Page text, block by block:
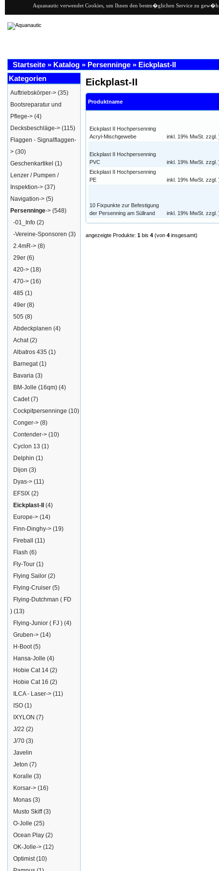
Aquanautic verwendet Cookies, um Ihnen den bestm�glichen Service zu
Startseite » Katalog » Persenninge » Eickplast-II
Eickplast-II
Produktname
Eickplast II Hochpersenning
Acryl-Mischgewebe
inkl. 19% MwSt. zzgl.
Eickplast II Hochpersenning
PVC
inkl. 19% MwSt. zzgl.
Eickplast II Hochpersenning
PE
inkl. 19% MwSt. zzgl.
10 Fixpunkte zur Befestigung
der Persenning am Süllrand
inkl. 19% MwSt. zzgl.
angezeigte Produkte: 1 bis 4 (von 4 insgesamt)
Kategorien
Auftriebskörper-> (35)
Bootsreparatur und
Pflege-> (4)
Decksbeschläge-> (115)
Flaggen - Signalflaggen-
> (30)
Geschenkartikel (1)
Lenzer / Pumpen /
Inspektion-> (37)
Navigation-> (5)
Persenninge-> (548)
-01_Info (2)
-Vereine-Sponsoren (3)
2.4mR-> (8)
29er (6)
420-> (18)
470-> (16)
485 (1)
49er (8)
505 (8)
Abdeckplanen (4)
Achat(2)
Albatros 435 (1)
Barnegat(1)
Bavaria (3)
BM-Jolle (16qm) (4)
Cadet(7)
Cockpitpersenninge (10)
Conger-> (8)
Contender-> (10)
Cyclon 13 (1)
Delphin (1)
Dijon (3)
Dyas-> (11)
EFSIX (2)
Eickplast-II
(4)
Europe-> (14)
Finn-Dinghy-> (19)
Fireball
(11)
Flash (6)
Fly-Tour (1)
Flying Sailor (2)
Flying-Cruiser (5)
Flying-Dutchman ( FD
) (13)
Flying-Junior ( FJ ) (4)
Gruben-> (14)
H-Boot(5)
Hansa-Jolle (4)
Hobie Cat 14 (2)
Hobie Cat 16 (2)
ILCA - Laser-> (11)
ISO (1)
IXYLON (7)
J/22 (2)
J/70 (3)
Javelin
Jeton (7)
Koralle (3)
Korsar-> (16)
Monas (3)
Musto Skiff(3)
O-Jolle (25)
Ocean Play (2)
OK-Jolle-> (12)
Optimist(10)